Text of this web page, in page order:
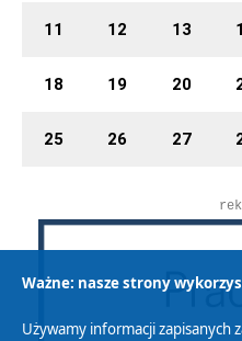
11 12 13
18 19 20
25 26 27
Ważne: nasze strony
Używamy informacji zapisanych